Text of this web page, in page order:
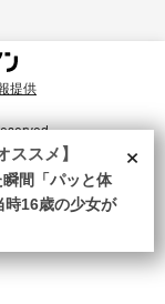
提供
テンツや広告配信を提供する
シー をご確認ください。×
ススメ】
間「パッと体
時16歳の少女が